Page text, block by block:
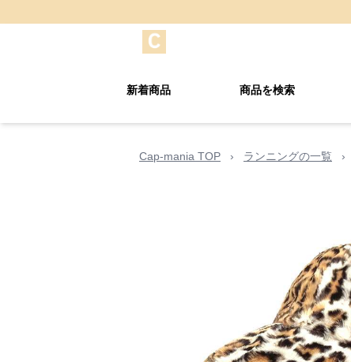
新着商品 商品を検索
Cap-mania TOP › ランニングの一覧 ›